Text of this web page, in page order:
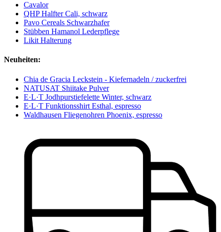
Cavalor
QHP Halfter Cali, schwarz
Pavo Cereals Schwarzhafer
Stübben Hamanol Lederpflege
Likit Halterung
Neuheiten:
Chia de Gracia Leckstein - Kiefernadeln / zuckerfrei
NATUSAT Shiitake Pulver
E·L·T Jodhpurstiefelette Winter, schwarz
E·L·T Funktionsshirt Esthal, espresso
Waldhausen Fliegenohren Phoenix, espresso